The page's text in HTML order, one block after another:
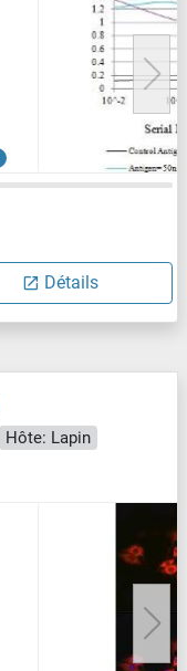
Détails
Hôte: Lapin